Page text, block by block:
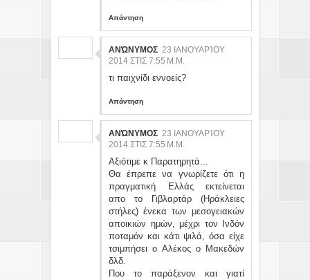
Απάντηση
ΑΝΏΝΥΜΟΣ 23 ΙΑΝΟΥΑΡΊΟΥ
2014 ΣΤΙΣ 7:55 Μ.Μ.
τι παιχνίδι εννοείς?
Απάντηση
ΑΝΏΝΥΜΟΣ 23 ΙΑΝΟΥΑΡΊΟΥ
2014 ΣΤΙΣ 7:55 Μ.Μ.
Αξιότιμε κ Παρατηρητά...
Θα έπρεπε να γνωρίζετε ότι η
πραγματική Ελλάς εκτείνεται
απο το Γιβλαρτάρ (Ηράκλειες
στήλες) ένεκα των μεσογειακών
αποικιών ημών, μέχρι τον Ινδόν
ποταμόν και κάτι ψιλά, όσα είχε
τσιμπήσει ο Αλέκος ο Μακεδών
δλδ.
Που το παράξενον και γιατί